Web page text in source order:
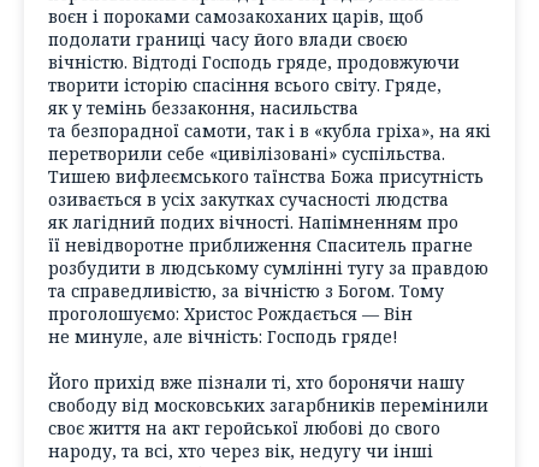
воєн і пороками самозакоханих царів, щоб
подолати границі часу його влади своєю
вічністю. Відтоді Господь гряде, продовжуючи
творити історію спасіння всього світу. Гряде,
як у темінь беззаконня, насильства
та безпорадної самоти, так і в «кубла гріха», на які
перетворили себе «цивілізовані» суспільства.
Тишею вифлеємського таїнства Божа присутність
озивається в усіх закутках сучасності людства
як лагідний подих вічності. Напімненням про
її невідворотне приближення Спаситель прагне
розбудити в людському сумлінні тугу за правдою
та справедливістю, за вічністю з Богом. Тому
проголошуємо: Христос Рождається — Він
не минуле, але вічність: Господь гряде!
Його прихід вже пізнали ті, хто боронячи нашу
свободу від московських загарбників перемінили
своє життя на акт геройської любові до свого
народу, та всі, хто через вік, недугу чи інші